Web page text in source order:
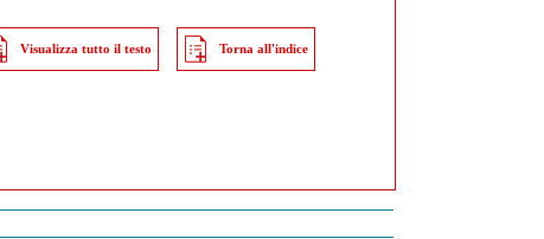
Visualizza tutto il testo Torna all'indice